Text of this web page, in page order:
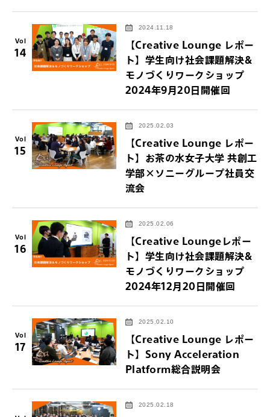
Vol
14
2024.11.18
【Creative Lounge レポー
ト】学生向け社会課題解決&
モノづくりワークショップ
2024年9月20日開催回
Vol
15
2025.02.03
【Creative Lounge レポー
ト】お茶の水女子大学 共創工
学部×ソニーグループ社員交
流会
Vol
16
2025.02.06
【Creative Loungeレポー
ト】学生向け社会課題解決&
モノづくりワークショップ
2024年12月20日開催回
Vol
17
2025.02.10
【Creative Lounge レポー
ト】Sony Acceleration
Platform総合説明会
2025.02.18